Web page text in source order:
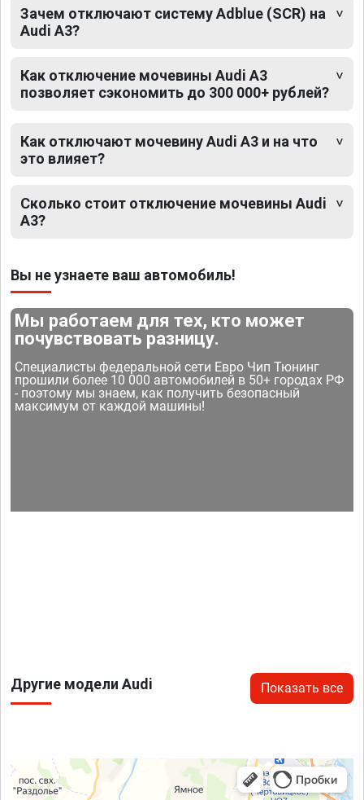
Зачем отключают систему Adblue (SCR) на
Audi A3?
Как отключение мочевины Audi A3
позволяет сэкономить до 300 000+ рублей?
Как отключают мочевину Audi A3 и на что
это влияет?
Сколько стоит отключение мочевины Audi
A3?
Вы не узнаете ваш автомобиль!
Мы работаем для тех, кто может
почувствовать разницу.
Специалисты федеральной сети Евро Чип Тюнинг
прошили более 10 000 автомобилей в 50+ городах РФ
- поэтому мы знаем, как получить безопасный
максимум от каждой машины!
Другие модели Audi Показать все